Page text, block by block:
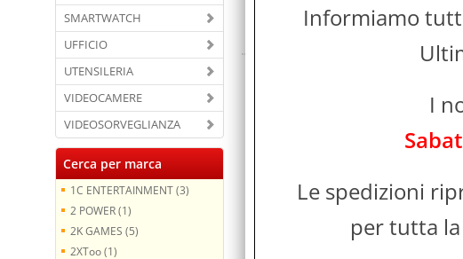
SMARTWATCH
UFFICIO
UTENSILERIA
VIDEOCAMERE
VIDEOSORVEGLIANZA
Cerca per marca
1C ENTERTAINMENT (3)
2 POWER (1)
2K GAMES (5)
2XToo (1)
cellurare,
RETRAK
Cod. art.:
Garanzia:
Cod. EAN:
Cod.
Tipo di
Informiamo
I
Le spedizioni
per tutta